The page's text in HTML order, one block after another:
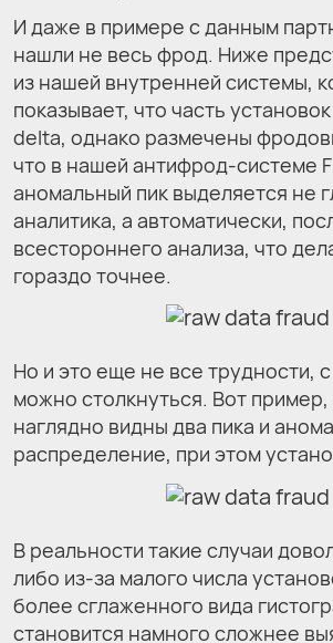
И даже в примере с данным
нашли не весь фрод. Ниже
из нашей внутренней системы,
показывает, что часть
delta, однако размечены
что в нашей антифрод-системе
аномальный пик выделяется не
аналитика, а автоматически,
всестороннего анализа, что
гораздо точнее.
Но и это еще не все трудности,
можно столкнуться. Вот
наглядно видны два пика и
распределение, при этом
В реальности такие случаи
либо из-за малого числа
более сглаженного вида
становится намного сложнее